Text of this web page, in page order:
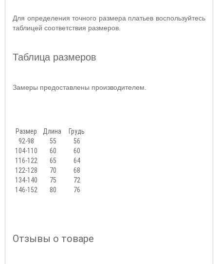
Для определения точного размера платьев воспользуйтесь
таблицей соответствия размеров.
Таблица размеров
Замеры предоставлены производителем.
Размер Длина
Грудь
92-98
55
56
104-110
60
60
116-122
65
64
122-128
70
68
134-140
75
72
146-152
80 76
Отзывы о товаре